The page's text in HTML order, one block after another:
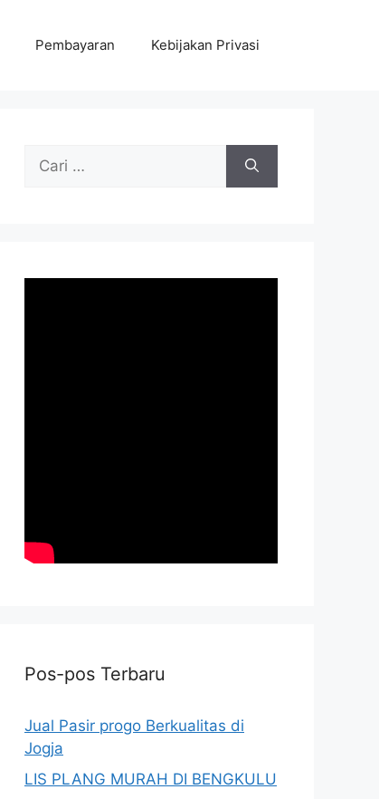
Pembayaran Kebijakan Privasi
Cari
Pos-pos Terbaru
Jual Pasir progo Berkualitas di
Jogja
LIS PLANG MURAH DI BENGKULU